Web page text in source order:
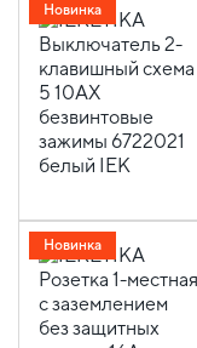
Новинка
Новинка